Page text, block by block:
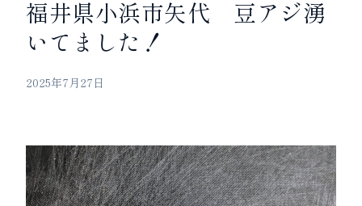
福井県小浜市矢代 豆アジ湧
いてました！
2025年7月27日